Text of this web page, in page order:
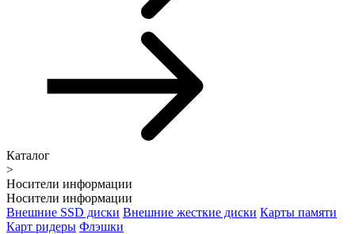
Каталог
>
Носители информации
Носители информации
Внешние SSD диски Внешние жесткие диски Карты памяти
Карт ридеры Флэшки